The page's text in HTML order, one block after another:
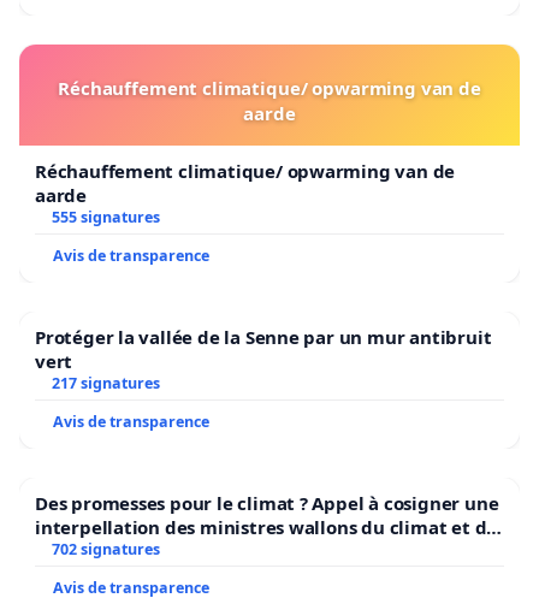
Réchauffement climatique/ opwarming van de
aarde
Réchauffement climatique/ opwarming van de
aarde
555 signatures
Avis de transparence
Protéger la vallée de la Senne par un mur antibruit
vert
217 signatures
Avis de transparence
Des promesses pour le climat ? Appel à cosigner une
interpellation des ministres wallons du climat et de
l’environnement.
702 signatures
Avis de transparence